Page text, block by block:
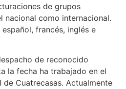
de grupos
nacional como internacional.
francés, inglés e
de reconocido
la fecha ha trabajado en el
Cuatrecasas. Actualmente